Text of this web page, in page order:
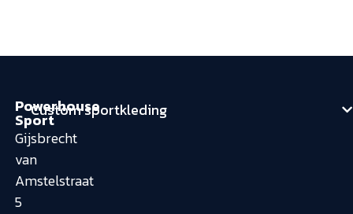
Powerhouse
Sport
Gijsbrecht
van
Amstelstraat
5
Custom sportkleding